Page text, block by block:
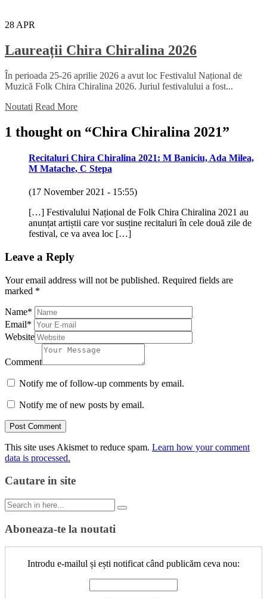
28 APR
Laureații Chira Chiralina 2026
În perioada 25-26 aprilie 2026 a avut loc Festivalul Național de
Muzică Folk Chira Chiralina 2026. Juriul festivalului a fost...
Noutati Read More
1 thought on “Chira Chiralina 2021”
Recitaluri Chira Chiralina 2021: M Baniciu, Ada Milea,
M Matache, C Stepa
(17 November 2021 - 15:55)
[…] Festivalului Național de Folk Chira Chiralina 2021 au
anunțat artiștii care vor susține recitaluri în cele două zile de
festival, ce va avea loc […]
Leave a Reply
Your email address will not be published. Required fields are
marked *
Name*
Email*
Website
Comment
Notify me of follow-up comments by email.
Notify me of new posts by email.
This site uses Akismet to reduce spam. Learn how your comment
data is processed.
Cautare in site
Search
for:
Aboneaza-te la noutati
Introdu e-mailul și ești notificat când publicăm ceva nou: